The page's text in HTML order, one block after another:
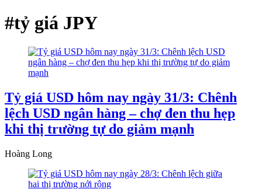
#tỷ giá JPY
Tỷ giá USD hôm nay ngày 31/3: Chênh
lệch USD ngân hàng – chợ đen thu hẹp
khi thị trường tự do giảm mạnh
Hoàng Long